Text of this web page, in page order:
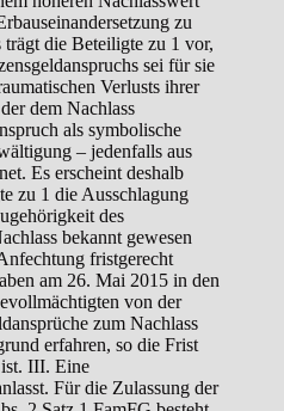
zu
die Beteiligte zu 1 vor,
sei für sie
Verlusts ihrer
dem Nachlass
als symbolische
– jedenfalls aus
Es erscheint deshalb
zu 1 die Ausschlagung
des
bekannt gewesen
fristgerecht
am 26. Mai 2015 in den
von der
zum Nachlass
erfahren, so die Frist
III. Eine
Für die Zulassung der